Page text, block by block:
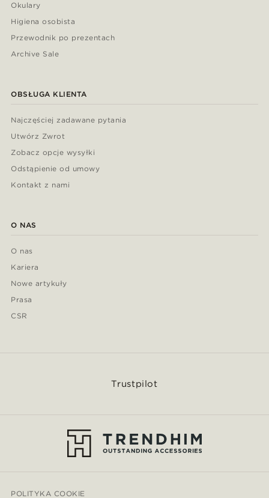
Okulary
Higiena osobista
Przewodnik po prezentach
Archive Sale
OBSŁUGA KLIENTA
Najczęściej zadawane pytania
Utwórz Zwrot
Zobacz opcje wysyłki
Odstąpienie od umowy
Kontakt z nami
O NAS
O nas
Kariera
Nowe artykuły
Prasa
CSR
Trustpilot
POLITYKA COOKIE